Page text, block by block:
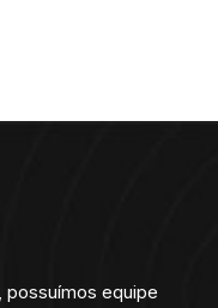
possuímos equipe